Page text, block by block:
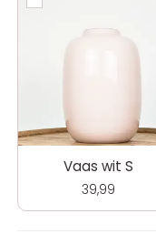
Vaas wit S
39,99